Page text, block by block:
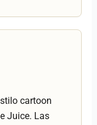
cartoon
Juice. Las